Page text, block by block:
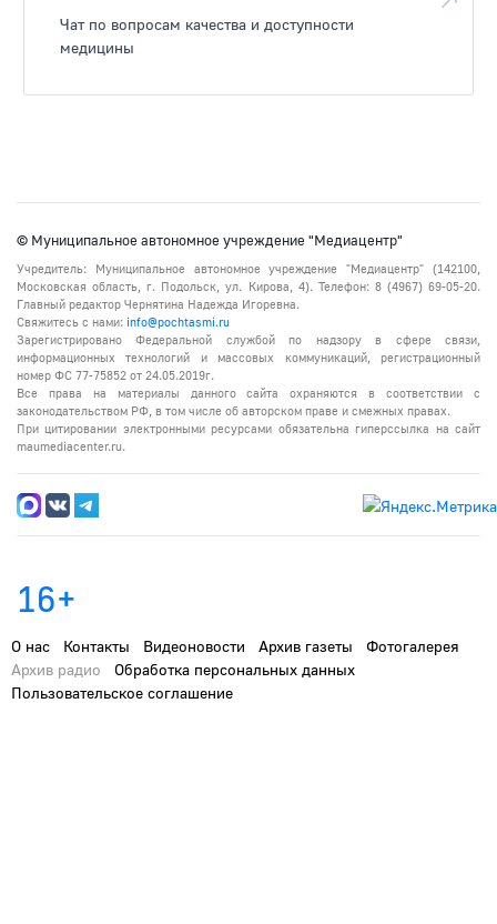
Чат по вопросам качества и доступности
медицины
© Муниципальное автономное учреждение "Медиацентр"
Учредитель: Муниципальное автономное учреждение "Медиацентр" (142100,
Московская область, г. Подольск, ул. Кирова, 4). Телефон: 8 (4967) 69-05-20.
Главный редактор Чернятина Надежда Игоревна.
Свяжитесь с нами: info@pochtasmi.ru
Зарегистрировано Федеральной службой по надзору в сфере связи,
информационных технологий и массовых коммуникаций, регистрационный
номер ФС 77-75852 от 24.05.2019г.
Все права на материалы данного сайта охраняются в соответствии с
законодательством РФ, в том числе об авторском праве и смежных правах.
При цитировании электронными ресурсами обязательна гиперссылка на сайт
maumediacenter.ru.
16+
О нас Контакты Видеоновости Архив газеты
Фотогалерея
Архив радио
Обработка персональных данных
Пользовательское соглашение